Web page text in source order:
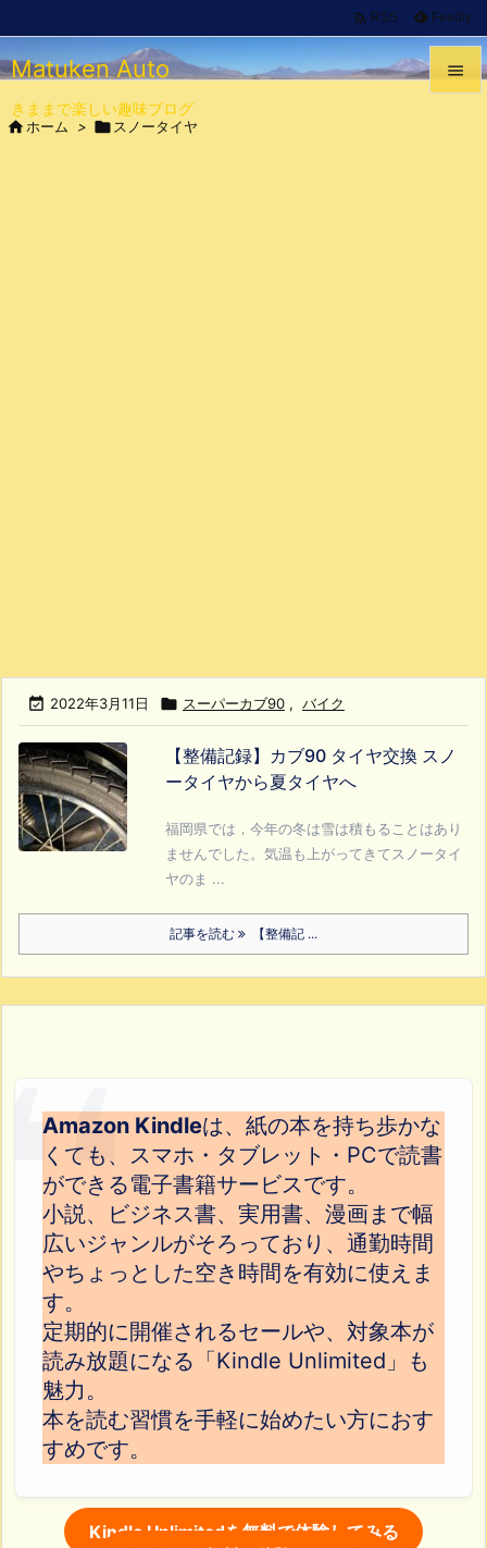
Matuken Auto
きままで楽しい趣味ブログ

 RSS Feedly
ホーム >  スノータイヤ
 2022年3月11日  スーパーカブ90 , バイク
【整備記録】カブ90 タイヤ交換 スノ
ータイヤから夏タイヤへ
福岡県では，今年の冬は雪は積もることはあり
ませんでした。気温も上がってきてスノータイ
ヤのま ...
記事を読む 【整備記 ...
Amazon Kindleは、紙の本を持ち歩かな
くても、スマホ・タブレット・PCで読書
ができる電子書籍サービスです。
小説、ビジネス書、実用書、漫画まで幅
広いジャンルがそろっており、通勤時間
やちょっとした空き時間を有効に使えま
す。
定期的に開催されるセールや、対象本が
読み放題になる「Kindle Unlimited」も
魅力。
本を読む習慣を手軽に始めたい方におす
すめです。
Kindle Unlimitedを無料で体験してみる